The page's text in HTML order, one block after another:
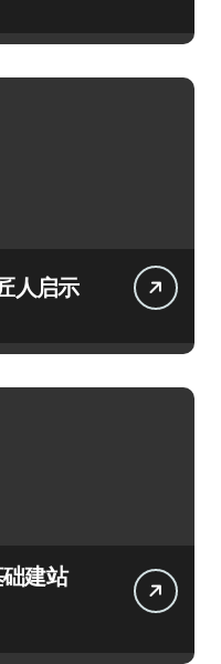
人启示
建站